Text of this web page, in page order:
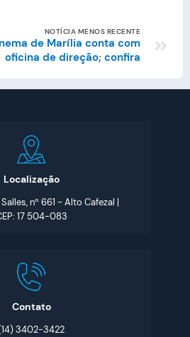
NOTÍCIA MENOS RECENTE
de Marília conta com
oficina de direção; confira
Localização
nº 661 - Alto Cafezal |
17 504-083
Contato
3402-3422